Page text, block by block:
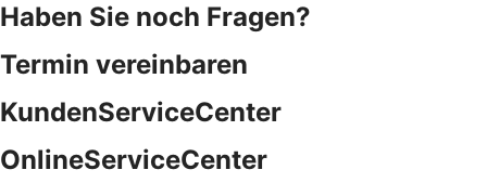
Haben Sie noch Fragen?
Termin vereinbaren
KundenServiceCenter
OnlineServiceCenter